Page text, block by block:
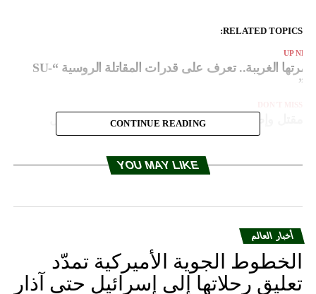
RELATED TOPICS:
UP
بقمرتها الغريبة.. تعرف على قدرات المقاتلة الروسية “SU-
مقتل وإصابة العشرات بعد تدهور حافلة في البرتغال
CONTINUE READING
YOU MAY LIKE
أخبار العالم
الخطوط الجوية الأميركية تمدّد
تعليق رحلاتها إلى إسرائيل حتى آذار